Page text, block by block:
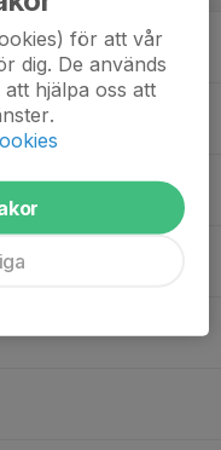
för att vår
dig. De används
hjälpa oss att